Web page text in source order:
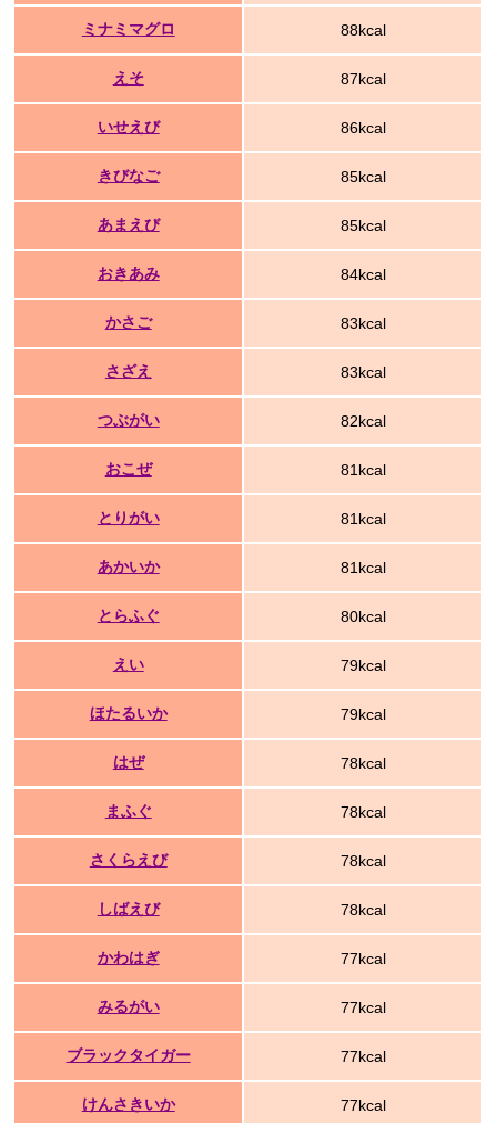
ミナミマグロ 88kcal
えそ 87kcal
いせえび 86kcal
きびなご 85kcal
あまえび 85kcal
おきあみ 84kcal
かさご 83kcal
さざえ 83kcal
つぶがい 82kcal
おこぜ 81kcal
とりがい 81kcal
あかいか 81kcal
とらふぐ 80kcal
えい 79kcal
ほたるいか 79kcal
はぜ 78kcal
まふぐ 78kcal
さくらえび 78kcal
しばえび 78kcal
かわはぎ 77kcal
みるがい 77kcal
ブラックタイガー 77kcal
けんさきいか 77kcal